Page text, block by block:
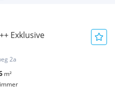
Exklusive
2a
m²